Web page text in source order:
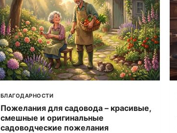
БЛАГОДАРНОСТИ
Пожелания для садовода – красивые,
смешные и оригинальные
садоводческие пожелания